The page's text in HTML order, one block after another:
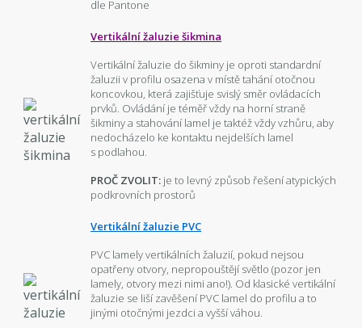
dle Pantone
Vertikální žaluzie šikmina
Vertikální žaluzie do šikminy je oproti standardní
žaluzii v profilu osazena v místě tahání otočnou
koncovkou, která zajišťuje svislý směr ovládacích
prvků. Ovládání je téměř vždy na horní straně
šikminy a stahování lamel je taktéž vždy vzhůru, aby
nedocházelo ke kontaktu nejdelších lamel
s podlahou.
PROČ ZVOLIT: je to levný způsob řešení atypických
podkrovních prostorů
Vertikální žaluzie PVC
PVC lamely vertikálních žaluzií, pokud nejsou
opatřeny otvory, nepropouštějí světlo (pozor jen
lamely, otvory mezi nimi ano!). Od klasické vertikální
žaluzie se liší zavěšení PVC lamel do profilu a to
jinými otočnými jezdci a vyšší váhou.